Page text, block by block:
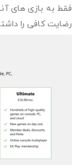
فقط به بازی های
رضایت کافی را